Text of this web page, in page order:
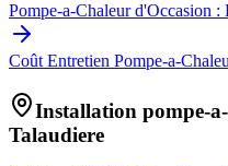
Pompe-a-Chaleur d'Occasion :
Coût Entretien Pompe-a-
Installation pompe-
Talaudiere